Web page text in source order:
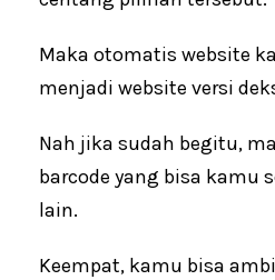
Maka otomatis website
menjadi website versi
Nah jika sudah begitu,
barcode yang bisa kamu
lain.
Keempat, kamu bisa